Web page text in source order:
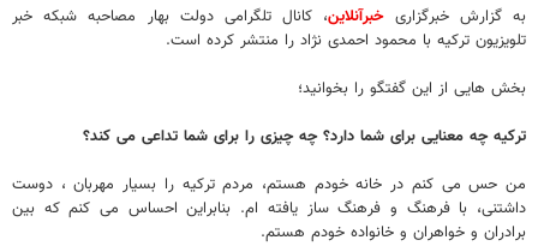
به گزارش خبرگزاریخبرآنلاین، کانال تلگرامی دولت بهار مصاحبه شبکه خبر
تلویزیون ترکیه با محمود احمدی نژاد را منتشر کرده است.
بخش هایی از این گفتگو را بخوانید؛
ترکیه چه معنایی برای شما دارد؟ چه چیزی را برای شما تداعی می کند؟
من حس می کنم در خانه خودم هستم، مردم ترکیه را بسیار مهربان ، دوست
داشتنی، با فرهنگ و فرهنگ ساز یافته ام. بنابراین احساس می کنم که بین
برادران و خواهران و خانواده خودم هستم.